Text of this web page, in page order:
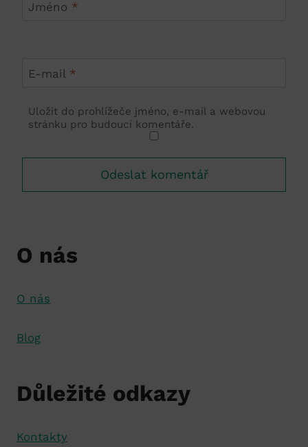
Jméno *
E-mail *
Uložit do prohlížeče jméno, e-mail a webovou
stránku pro budoucí komentáře.
O nás
O nás
Blog
Důležité odkazy
Kontakty